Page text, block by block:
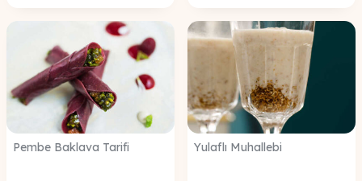
Pembe Baklava Tarifi Yulaflı Muhallebi